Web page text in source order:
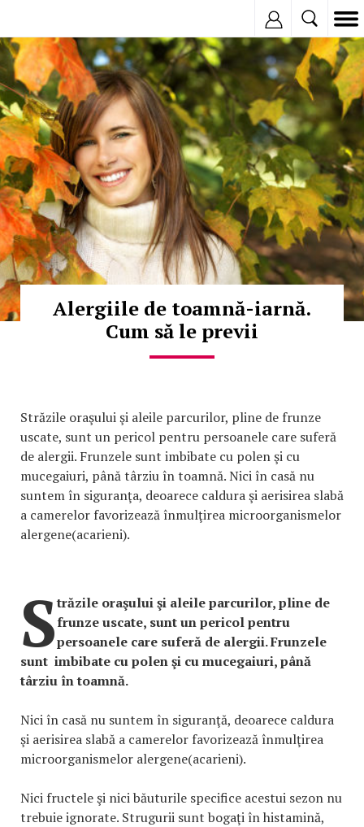
© Copyright:
Alergiile de toamnă-iarnă.
Cum să le previi
Străzile oraşului şi aleile parcurilor, pline de frunze
uscate, sunt un pericol pentru persoanele care suferă
de alergii. Frunzele sunt imbibate cu polen şi cu
mucegaiuri, până târziu în toamnă. Nici în casă nu
suntem în siguranţa, deoarece caldura şi aerisirea slabă
a camerelor favorizează înmulţirea microorganismelor
alergene(acarieni).
Străzile oraşului şi aleile parcurilor, pline de
frunze uscate, sunt un pericol pentru
persoanele care suferă de alergii. Frunzele
sunt imbibate cu polen şi cu mucegaiuri, până
târziu în toamnă.
Nici în casă nu suntem în siguranţă, deoarece caldura
şi aerisirea slabă a camerelor favorizează înmulţirea
microorganismelor alergene(acarieni).
Nici fructele şi nici băuturile specifice acestui sezon nu
trebuie ignorate. Strugurii sunt bogaţi în histamină,